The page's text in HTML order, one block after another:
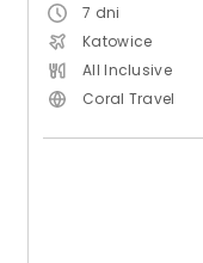
7 dni
Katowice
All Inclusive
Coral Travel